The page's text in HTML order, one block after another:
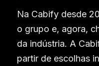
Na Cabify desde
o grupo e, agora,
da indústria. A
partir de escolhas